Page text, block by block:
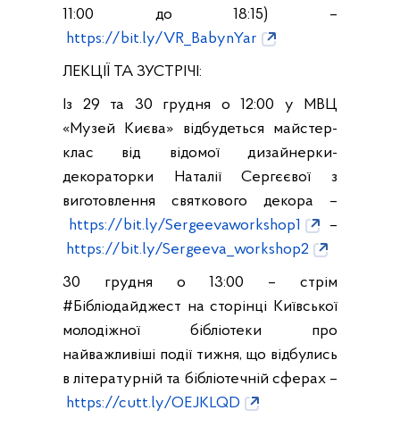
11:00 до 18:15) –
https://bit.ly/VR_BabynYar
ЛЕКЦІЇ ТА ЗУСТРІЧІ:
Із 29 та 30 грудня о 12:00 у МВЦ
«Музей Києва» відбудеться майстер-
клас від відомої дизайнерки-
декораторки Наталії Сергєєвої з
виготовлення святкового декора –
https://bit.ly/Sergeevaworkshop1
–
https://bit.ly/Sergeeva_workshop2
30 грудня о 13:00 – стрім
#Бібліодайджест на сторінці Київської
молодіжної бібліотеки про
найважливіші події тижня, що відбулись
в літературній та бібліотечній сферах –
https://cutt.ly/OEJKLQD